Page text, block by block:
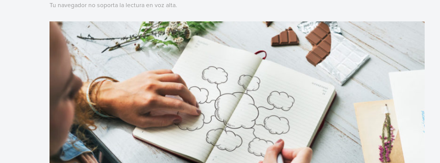
Tu navegador no soporta la lectura en voz alta.